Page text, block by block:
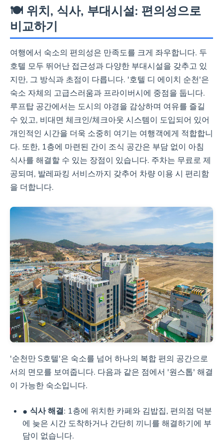
🍽️ 위치, 식사, 부대시설: 편의성으로
비교하기
여행에서 숙소의 편의성은 만족도를 크게 좌우합니다. 두
호텔 모두 뛰어난 접근성과 다양한 부대시설을 갖추고 있
지만, 그 방식과 초점이 다릅니다. '호텔 디 에이치 순천'은
숙소 자체의 고급스러움과 프라이버시에 중점을 둡니다.
루프탑 공간에서는 도시의 야경을 감상하며 여유를 즐길
수 있고, 비대면 체크인/체크아웃 시스템이 도입되어 있어
개인적인 시간을 더욱 소중히 여기는 여행객에게 적합합니
다. 또한, 1층에 마련된 간이 조식 공간은 부담 없이 아침
식사를 해결할 수 있는 장점이 있습니다. 주차는 무료로 제
공되며, 발레파킹 서비스까지 갖추어 차량 이용 시 편리함
을 더합니다.
'순천만 S호텔'은 숙소를 넘어 하나의 복합 편의 공간으로
서의 면모를 보여줍니다. 다음과 같은 점에서 '원스톱' 해결
이 가능한 숙소입니다.
식사 해결: 1층에 위치한 카페와 김밥집, 편의점 덕분
에 늦은 시간 도착하거나 간단히 끼니를 해결하기에 부
담이 없습니다.